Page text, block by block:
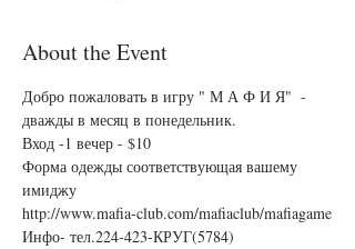
About the Event
Добро пожаловать в игру " М А Ф И Я"  -
дважды в месяц в понедельник.
Вход -1 вечер - $10
Форма одежды соответствующая вашему
имиджу
http://www.mafia-club.com/mafiaclub/mafiagame
Инфо- тел.224-423-КРУГ(5784)